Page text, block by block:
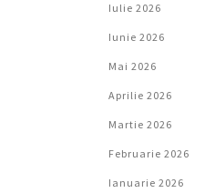
Iulie 2026
Iunie 2026
Mai 2026
Aprilie 2026
Martie 2026
Februarie 2026
Ianuarie 2026